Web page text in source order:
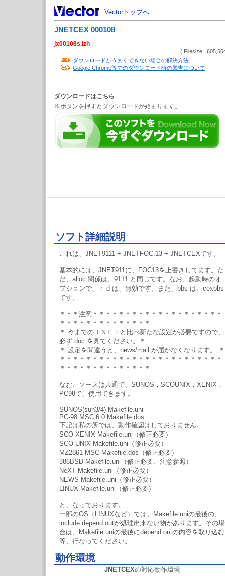
Vectorトップへ
JNETCEX 000108
jx00108s.lzh
( Filesize:
ダウンロードがうまくできない場合の解決方法
Google Chrome等でのダウンロード時の警告について
ダウンロードはこちら
※ボタンを押すとダウンロードが始まります。
ソフト詳細説明
これは、JNET9111 + JNETFOC.13 + JNETCEXです。
基本的には、JNET911に、FOC13を上書きしてます。た
だ、alloc 関係は、9111 と同じです。なお、起動時のオ
プションで、-r -d は、無効です。また、bbs は、cexbbs
です。
＊＊＊注意＊＊＊＊＊＊＊＊＊＊＊＊＊＊＊＊＊＊＊＊
＊＊＊＊＊＊＊＊＊＊＊＊＊＊
＊ 今までのＪＮＥＴと比べ新たな設定が必要ですので、
必ず doc を見てください。＊
＊ 設定を間違うと、news/mail が届かなくなります。 ＊
＊＊＊＊＊＊＊＊＊＊＊＊＊＊＊＊＊＊＊＊＊＊＊＊＊
＊＊＊＊＊＊＊＊＊＊＊＊＊＊
なお、ソースは共通で、SUNOS，SCOUNIX，XENIX，
PC98で、使用できます。
SUNOS(sun3/4) Makefile.uni
PC-98 MSC 6.0 Makefile.dos
下記は私の所では、動作確認はしておりません。
SCO-XENIX Makefile.uni（修正必要）
SCO-UNIX Makefile.uni（修正必要）
MZ2861 MSC Makefile.dos（修正必要）
386BSD Makefile.uni（修正必要、注意参照）
NeXT Makefile.uni（修正必要）
NEWS Makefile.uni（修正必要）
LINUX Makefile.uni（修正必要）
と、なっております。
一部のOS（LINUXなど）では、Makefile.uniの最後の、
include depend.outが処理出来ない物があります。その場
合は、Makefile.uniの最後にdepend.outの内容を取り込む
等、行なってください。
動作環境
JNETCEXの対応動作環境